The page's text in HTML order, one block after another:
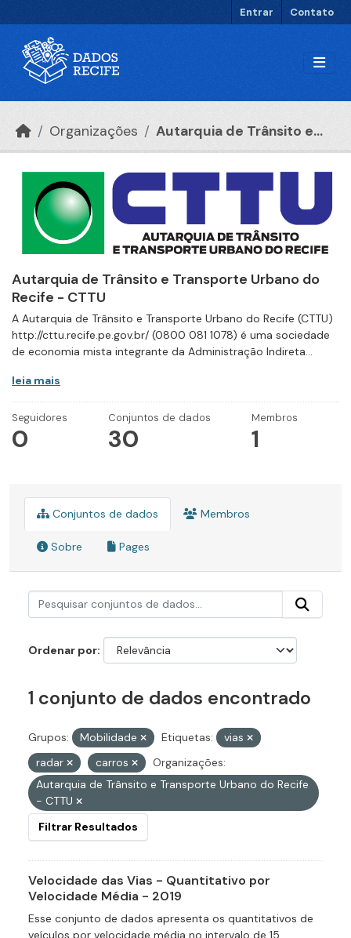
Entrar Contato
Organizações Autarquia de Trânsito e...
Autarquia de Trânsito e Transporte Urbano do
Recife - CTTU
A Autarquia de Trânsito e Transporte Urbano do Recife (CTTU)
http://cttu.recife.pe.gov.br/ (0800 081 1078) é uma sociedade
de economia mista integrante da Administração Indireta...
leia mais
Seguidores
0
Conjuntos de dados
30
Membros
1
Conjuntos de dados Membros
Sobre Pages
Ordenar por
1 conjunto de dados encontrado
Grupos: Mobilidade Etiquetas:
vias
radar
carros
Organizações:
Autarquia de Trânsito e Transporte Urbano do Recife
- CTTU
Filtrar Resultados
Velocidade das Vias - Quantitativo por
Velocidade Média - 2019
Esse conjunto de dados apresenta os quantitativos de
veículos por velocidade média no intervalo de 15